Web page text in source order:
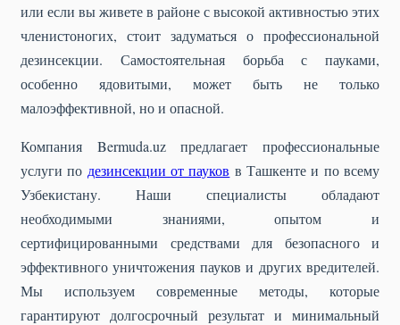
или если вы живете в районе с высокой активностью этих
членистоногих, стоит задуматься о профессиональной
дезинсекции. Самостоятельная борьба с пауками,
особенно ядовитыми, может быть не только
малоэффективной, но и опасной.
Компания Bermuda.uz предлагает профессиональные
услуги по дезинсекции от пауков в Ташкенте и по всему
Узбекистану. Наши специалисты обладают
необходимыми знаниями, опытом и
сертифицированными средствами для безопасного и
эффективного уничтожения пауков и других вредителей.
Мы используем современные методы, которые
гарантируют долгосрочный результат и минимальный